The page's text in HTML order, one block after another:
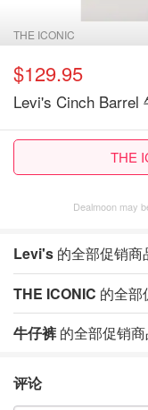
THE ICONIC
$129.95
Levi's Cinch Barrel
THE
Dealmoon may
Levi's 的全部促销商
THE ICONIC 的全部
牛仔裤 的全部促销
评论